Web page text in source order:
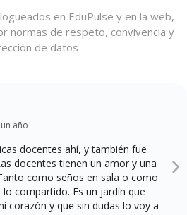
en EduPulse y en la web,
normas de respeto, convivencia y
de datos
año
docentes ahí, y también fue
docentes tienen un amor y una
como seños en sala o como
compartido. Es un jardín que
corazón y que sin dudas lo voy a